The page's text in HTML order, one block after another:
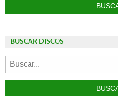
BUSCAR DISCOS